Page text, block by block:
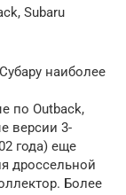
Subaru
наиболее
по Outback,
версии 3-
года) еще
дроссельной
Более